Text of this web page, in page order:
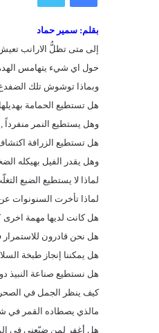
بقلم: سمير حماد
إلى متى تظلُّ الارانب
حول اي شيء يتهامس
وبماذا توشوش تلك الضفدع ,
هل تستطيع الحمامة
وهل يستطيع النمر
هل تستطيع الزرافة اكتشاف
وهل يقدر الفيل بهيكله
لماذا لا يستطيع الضبع
لماذا تأخرت السنونوات عن
هل كانت لديها مهمة اخرى
هل نحن قادرون للاستمرار
هل يمكننا إنجاز طبخة
هل نستطيع صناعة النبيذ
كيف ينظر الجمل في
مالذي يصطاده القمر في
هل أغفر لمن ضيّعني في